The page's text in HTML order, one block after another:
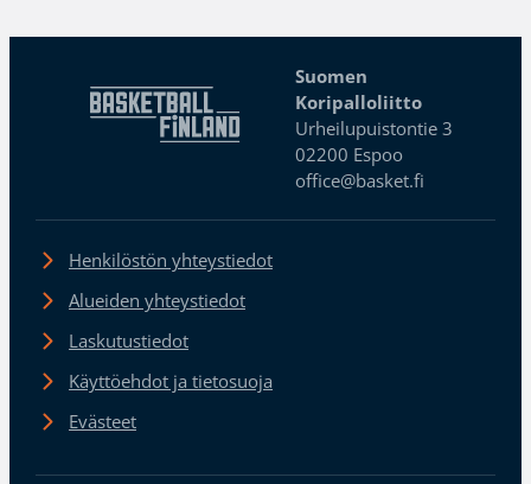
Suomen
Koripalloliitto
Urheilupuistontie 3
02200 Espoo
office@basket.fi
Henkilöstön yhteystiedot
Alueiden yhteystiedot
Laskutustiedot
Käyttöehdot ja tietosuoja
Evästeet